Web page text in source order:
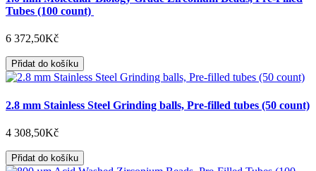
Tubes (100 count)
6 372,50Kč
Přidat do košíku
2.8 mm Stainless Steel Grinding balls, Pre-filled tubes (50 count)
4 308,50Kč
Přidat do košíku